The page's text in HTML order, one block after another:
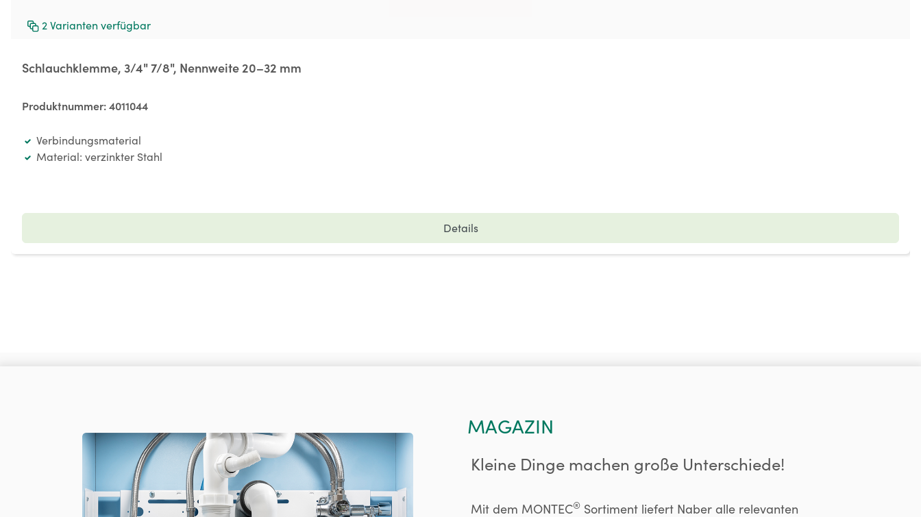
2 Varianten verfügbar
Schlauchklemme, 3/4" 7/8", Nennweite 20–32 mm
Produktnummer:4011044
Verbindungsmaterial
Material: verzinkter Stahl
Details
MAGAZIN
Kleine Dinge machen große Unterschiede!
Mit dem MONTEC® Sortiment liefert Naber alle relevanten